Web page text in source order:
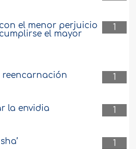
1
el menor perjuicio
el mayor
1
reencarnación
1
la envidia
1